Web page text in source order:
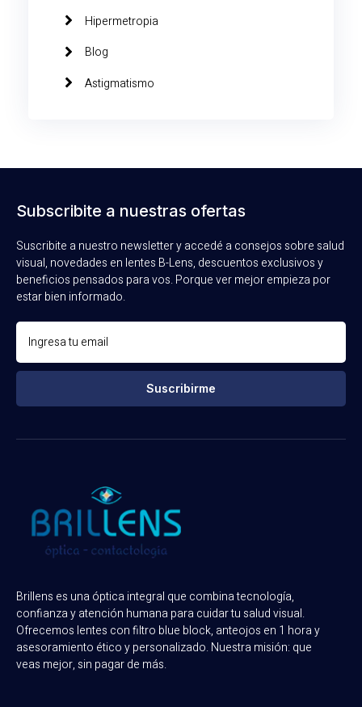
Hipermetropia
Blog
Astigmatismo
Subscribite a nuestras ofertas
Suscribite a nuestro newsletter y accedé a consejos sobre salud
visual, novedades en lentes B-Lens, descuentos exclusivos y
beneficios pensados para vos. Porque ver mejor empieza por
estar bien informado.
Suscribirme
Brillens es una óptica integral que combina tecnología,
confianza y atención humana para cuidar tu salud visual.
Ofrecemos lentes con filtro blue block, anteojos en 1 hora y
asesoramiento ético y personalizado. Nuestra misión: que
veas mejor, sin pagar de más.